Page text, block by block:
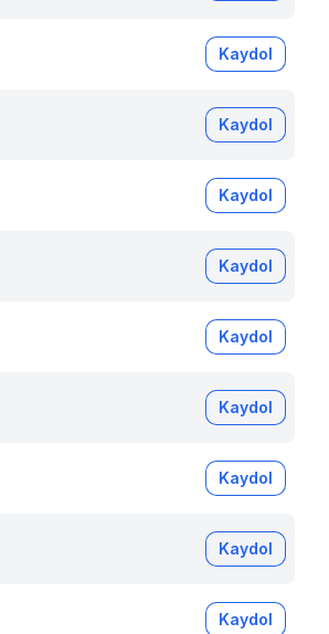
Kaydol
Kaydol
Kaydol
Kaydol
Kaydol
Kaydol
Kaydol
Kaydol
Kaydol